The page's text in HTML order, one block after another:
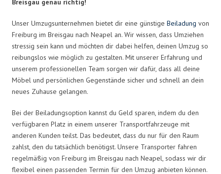
Breisgau genau richtig!
Unser Umzugsunternehmen bietet dir eine günstige Beiladung von
Freiburg im Breisgau nach Neapel an. Wir wissen, dass Umziehen
stressig sein kann und möchten dir dabei helfen, deinen Umzug so
reibungslos wie möglich zu gestalten. Mit unserer Erfahrung und
unserem professionellen Team sorgen wir dafür, dass all deine
Möbel und persönlichen Gegenstände sicher und schnell an dein
neues Zuhause gelangen.
Bei der Beiladungsoption kannst du Geld sparen, indem du den
verfügbaren Platz in einem unserer Transportfahrzeuge mit
anderen Kunden teilst. Das bedeutet, dass du nur für den Raum
zahlst, den du tatsächlich benötigst. Unsere Transporter fahren
regelmäßig von Freiburg im Breisgau nach Neapel, sodass wir dir
flexibel einen passenden Termin für den Umzug anbieten können.